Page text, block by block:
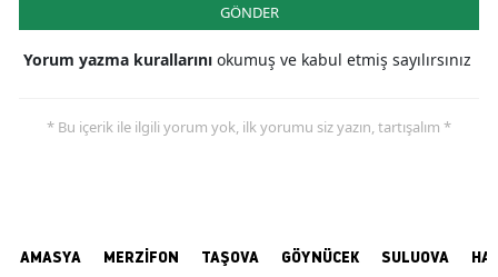
GÖNDER
Yorum yazma kurallarını okumuş ve kabul etmiş sayılırsınız
* Bu içerik ile ilgili yorum yok, ilk yorumu siz yazın, tartışalım *
AMASYA MERZİFON TAŞOVA GÖYNÜCEK SULUOVA